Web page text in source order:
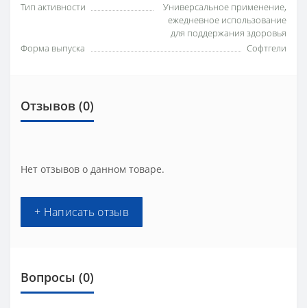
Тип активности
Универсальное применение,
ежедневное использование
для поддержания здоровья
Форма выпуска
Софтгели
Отзывов (0)
Нет отзывов о данном товаре.
+ Написать отзыв
Вопросы (0)